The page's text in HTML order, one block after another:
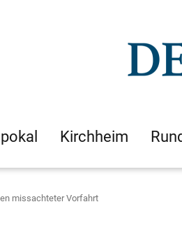
Kirchheim
missachteter Vorfahrt